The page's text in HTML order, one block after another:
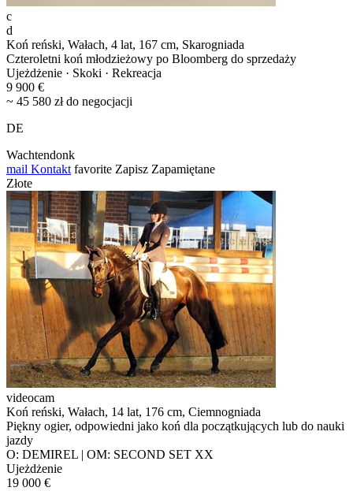
c
d
Koń reński, Wałach, 4 lat, 167 cm, Skarogniada
Czteroletni koń młodzieżowy po Bloomberg do sprzedaży
Ujeżdżenie · Skoki · Rekreacja
9 900 €
~ 45 580 zł do negocjacji
DE
Wachtendonk
mail Kontakt favorite Zapisz Zapamiętane
Złote
videocam
Koń reński, Wałach, 14 lat, 176 cm, Ciemnogniada
Piękny ogier, odpowiedni jako koń dla początkujących lub do nauki
jazdy
O: DEMIREL | OM: SECOND SET XX
Ujeżdżenie
19 000 €